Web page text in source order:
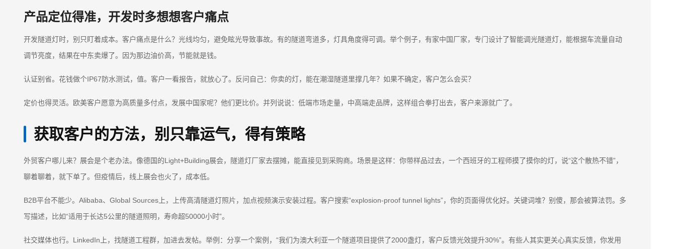
产品定位得准，开发时多想想客户痛点
开发隧道灯时，别只盯着成本。客户痛点是什么？光线均匀，避免眩光导致事故。有的隧道弯道多，灯具角度得可调。举个例子，有家中国厂家，专门设计了智能调光隧道灯，能根据车流量自动
调节亮度，结果在中东卖爆了。因为那边油价高，节能就是钱。
认证别省。花钱做个IP67防水测试，值。客户一看报告，就放心了。反问自己：你卖的灯，能在潮湿隧道里撑几年？如果不确定，客户怎么会买？
定价也得灵活。欧美客户愿意为高质量多付点，发展中国家呢？他们更比价。并列说说：低端市场走量，中高端走品牌，这样组合拳打出去，客户来源就广了。
获取客户的方法，别只靠运气，得有策略
外贸客户哪儿来？展会是个老办法。像德国的Light+Building展会，隧道灯厂家去摆摊，能直接见到采购商。场景是这样：你带样品过去，一个西班牙的工程师摸了摸你的灯，说“这个散热不错”，
聊着聊着，就下单了。但疫情后，线上展会也火了，成本低。
B2B平台不能少。Alibaba、Global Sources上，上传高清隧道灯照片，加点视频演示安装过程。客户搜索“explosion-proof tunnel lights”，你的页面得优化好。关键词堆？别傻，那会被算法罚。多
写描述，比如“适用于长达5公里的隧道照明，寿命超50000小时”。
社交媒体也行。LinkedIn上，找隧道工程群，加进去发帖。举例：分享一个案例，“我们为澳大利亚一个隧道项目提供了2000盏灯，客户反馈光效提升30%”。有些人其实更关心真实反馈，你发用